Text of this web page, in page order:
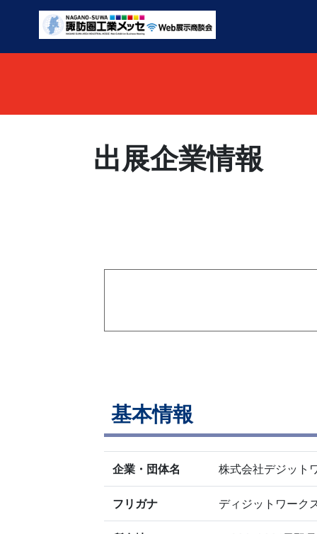
出展企業情報
基本情報
企業・団体名 株式会社デジット
フリガナ ディジットワーク